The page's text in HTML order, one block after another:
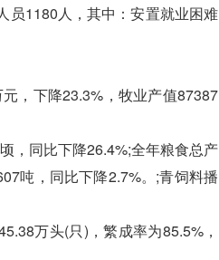
员1180人，其中：安置就业困难
，下降23.3%，牧业产值87387
，同比下降26.4%;全年粮食总产
吨，同比下降2.7%。;青饲料播
万头(只)，繁成率为85.5%，